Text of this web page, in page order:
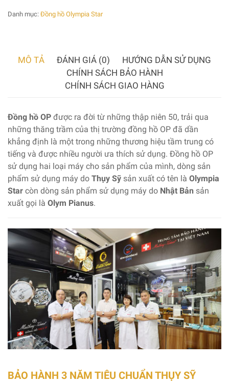
Danh mục: Đồng hồ Olympia Star
MÔ TẢ ĐÁNH GIÁ (0)
HƯỚNG DẪN SỬ DỤNG
CHÍNH SÁCH BẢO HÀNH
CHÍNH SÁCH GIAO HÀNG
Đồng hồ OP được ra đời từ những thập niên 50, trải qua
những thăng trầm của thị trường đồng hồ OP đã dần
khẳng định là một trong những thương hiệu tầm trung có
tiếng và được nhiều người ưa thích sử dụng. Đồng hồ OP
sử dụng hai loại máy cho sản phẩm của mình, dòng sản
phẩm sử dụng máy do Thụy Sỹ sản xuất có tên là Olympia
Star còn dòng sản phẩm sử dụng máy do Nhật Bản sản
xuất gọi là Olym Pianus.
BẢO HÀNH 3 NĂM TIÊU CHUẨN THỤY SỸ